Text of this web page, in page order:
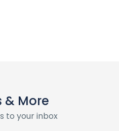
& More
to your inbox